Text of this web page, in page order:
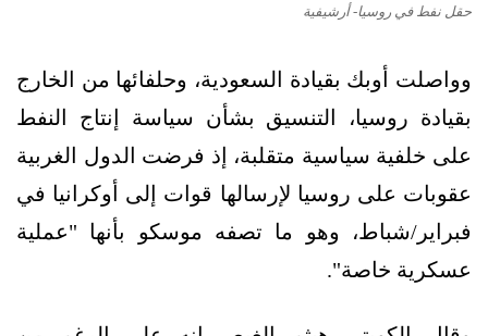
حقل نفط في روسيا- أرشيفية
وواصلت أوبك بقيادة السعودية، وحلفائها من الخارج
بقيادة روسيا، التنسيق بشأن سياسة إنتاج النفط
على خلفية سياسية متقلبة، إذ فرضت الدول الغربية
عقوبات على روسيا لإرسالها قوات إلى أوكرانيا في
فبراير/شباط، وهو ما تصفه موسكو بأنها "عملية
عسكرية خاصة".